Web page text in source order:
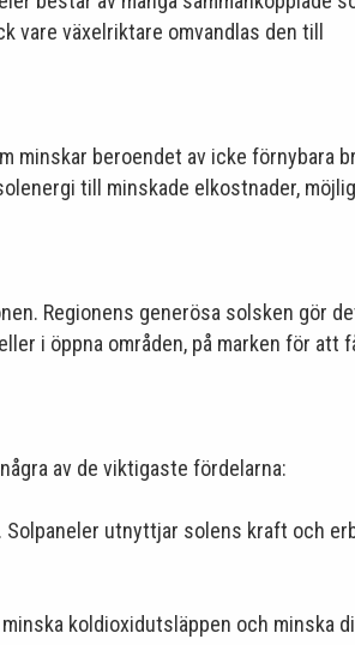
växelriktare omvandlas den till
minskar beroendet av icke förnybara
till minskade elkostnader,
Regionens generösa solsken gör
i öppna områden, på marken för att
av de viktigaste fördelarna:
Solpaneler utnyttjar solens kraft och
koldioxidutsläppen och minska